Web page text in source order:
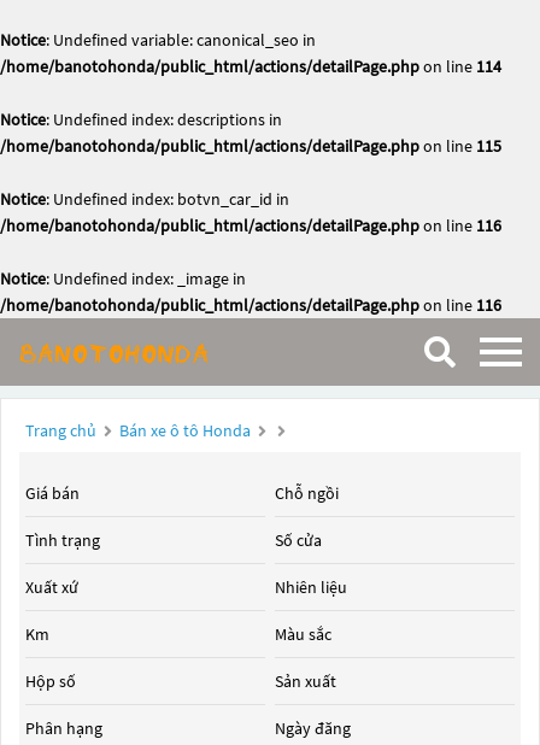
Notice: Undefined variable: canonical_seo in
/home/banotohonda/public_html/actions/detailPage.phpon line 114
Notice: Undefined index: descriptions in
/home/banotohonda/public_html/actions/detailPage.phpon line 115
Notice: Undefined index: botvn_car_id in
/home/banotohonda/public_html/actions/detailPage.phpon line 116
Notice: Undefined index: _image in
/home/banotohonda/public_html/actions/detailPage.phpon line 116
Trang chủ Bán xe ô tô Honda
Giá bán
Tình trạng
Xuất xứ
Km
Hộp số
Phân hạng
Chỗ ngồi
Số cửa
Nhiên liệu
Màu sắc
Sản xuất
Ngày đăng